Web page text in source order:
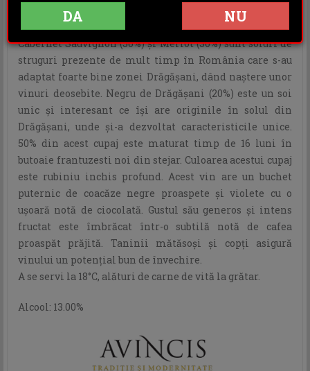
OPINII (0)
Cabernet Sauvignon (50%) şi Merlot (30%) sunt soiuri de
struguri prezente de mult timp în România care s-au
adaptat foarte bine zonei Drăgăşani, dând naştere unor
vinuri deosebite. Negru de Drăgăşani (20%) este un soi
unic şi interesant ce îşi are originile în solul din
Drăgăşani, unde şi-a dezvoltat caracteristicile unice.
50% din acest cupaj este maturat timp de 16 luni în
butoaie frantuzesti noi din stejar. Culoarea acestui cupaj
este rubiniu inchis profund. Acest vin are un buchet
puternic de coacăze negre proaspete şi violete cu o
uşoară notă de ciocolată. Gustul său generos şi intens
fructat este îmbrăcat într-o subtilă notă de cafea
proaspăt prăjită. Taninii mătăsoşi şi copţi asigură
vinului un potenţial bun de învechire.
A se servi la 18°C, alături de carne de vită la grătar.
Alcool: 13.00%
DA NU